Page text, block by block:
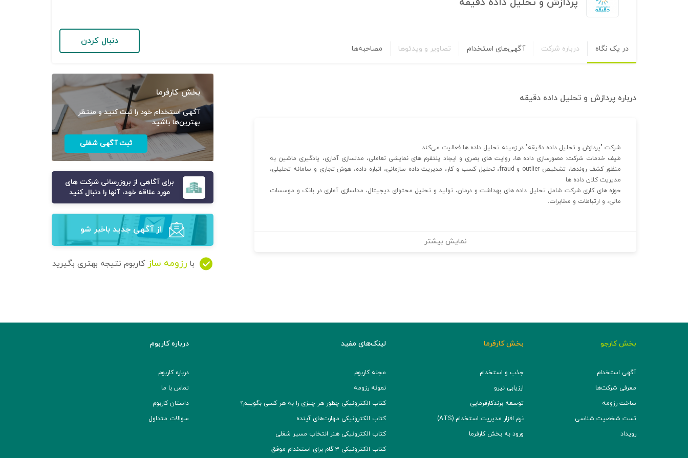
در یک نگاه درباره شرکت آگهی‌های استخدام تصاویر و ویدئوها مصاحبه‌ها
دنبال کردن
درباره پردازش و تحلیل داده دقیقه
شرکت "پردازش و تحلیل داده دقیقه" در زمینه تحلیل داده ها فعالیت ‌می‌کند.
طیف خدمات شرکت: مصورسازی داده ها، روایت های بصری و ایجاد پلتفرم های نمایشی تعاملی، مدلسازی آماری، یادگیری ماشین به
منظور کشف روندها، تشخیص outlier و fraud، تحلیل کسب و کار، مدیریت داده سازمانی، انباره داده، هوش تجاری و سامانه تحلیلی،
مدیریت کلان داده ها
حوزه های کاری شرکت شامل تحلیل داده های بهداشت و درمان، تولید و تحلیل محتوای دیجیتال، مدلسازی آماری در بانک و موسسات
مالی، و ارتباطات و مخابرات.
نمایش بیشتر
بخش کارفرما
آگهی استخدام خود را ثبت کنید و منتظر
بهترین‌ها باشید
ثبت آگهی شغلی
برای آگاهی از بروزرسانی شرکت های
مورد علاقه خود، آنها را دنبال کنید
از آگهی‌ جدید باخبر شو
با رزومه ساز کاربوم نتیجه بهتری بگیرید
بخش کارجو
آگهی استخدام
معرفی شرکت‌ها
ساخت رزومه
تست شخصیت شناسی
رویداد
بخش کارفرما
جذب و استخدام
ارزیابی نیرو
توسعه برند‌کارفرمایی
نرم افزار مدیریت استخدام (ATS)
ورود به بخش کارفرما
لینک‌های مفید
مجله کاربوم
نمونه رزومه
کتاب الکترونیکی چطور هر چیزی را به هر کسی بگوییم؟
کتاب الکترونیکی مهارت‌های آینده
کتاب الکترونیکی هنر انتخاب مسیر شغلی
کتاب الکترونیکی ۳ گام برای استخدام موفق
درباره کاربوم
درباره کاربوم
تماس با ما
داستان کاربوم
سوالات متداول